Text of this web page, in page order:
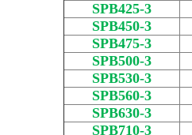
SPB425-3
SPB450-3
SPB475-3
SPB500-3
SPB530-3
SPB560-3
SPB630-3
SPB710-3